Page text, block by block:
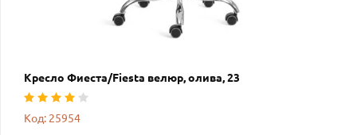
Кресло Фиеста/Fiesta велюр, олива, 23
Код: 25954